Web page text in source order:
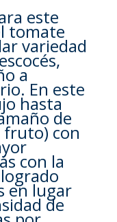
este
tomate
variedad
a
En este
hasta
de
fruto) con
con la
en lugar
de